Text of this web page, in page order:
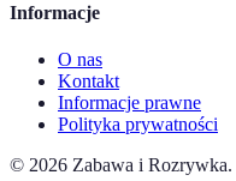
Informacje
O nas
Kontakt
Informacje prawne
Polityka prywatności
© 2026 Zabawa i Rozrywka.